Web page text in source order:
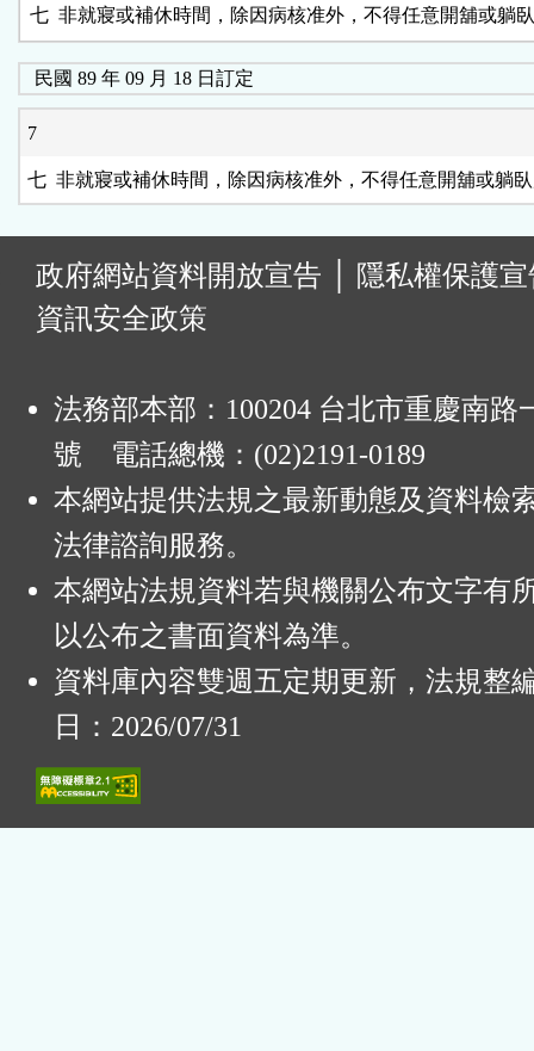
民國 89 年 09 月 18 日訂定
7
政府網站資料開放宣告
隱私權保護
資訊安全政策
法務部本部：100204 台北市重慶南路
號 電話總機：(02)2191-0189
本網站提供法規之最新動態及資料檢
法律諮詢服務。
本網站法規資料若與機關公布文字有
以公布之書面資料為準。
資料庫內容雙週五定期更新，法規整
日：2026/07/31